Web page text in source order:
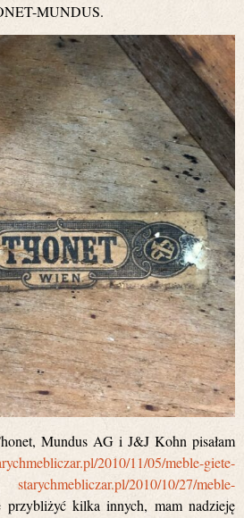
MUNDUS.
Mundus AG i J&J Kohn pisałam
2010/11/05/meble-giete-
starychmebliczar.pl/2010/10/27/meble-
kilka innych, mam nadzieję